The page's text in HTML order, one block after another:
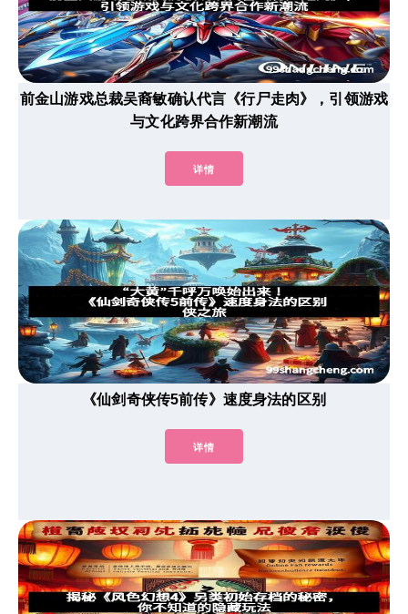
前金山游戏总裁吴裔敏确认代言《行尸走肉》，引领游戏
与文化跨界合作新潮流
详情
《仙剑奇侠传5前传》速度身法的区别
详情